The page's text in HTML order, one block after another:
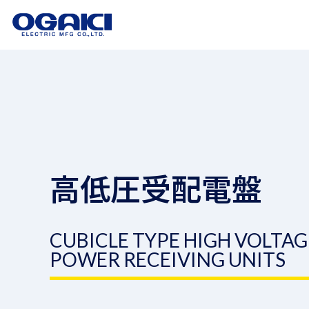
高低圧受配電盤
CUBICLE TYPE HIGH
POWER RECEIVING UNITS